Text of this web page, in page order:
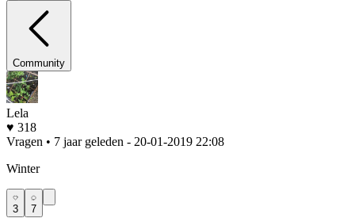
Community
Lela
♥ 318
Vragen • 7 jaar geleden - 20-01-2019 22:08
Winter
3 7